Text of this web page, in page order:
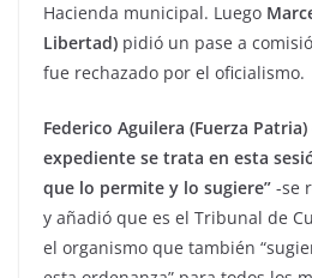
Hacienda municipal. Luego
Libertad) pidió un pase a
fue rechazado por el oficialismo.
Federico Aguilera (Fuerza Patria)
expediente se trata en esta
que lo permite y lo sugiere” -se
y añadió que es el Tribunal de
el organismo que también